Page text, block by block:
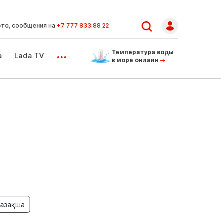
сообщения на +7 777 833 88 22
Lada TV ...
Температура воды
в море онлайн